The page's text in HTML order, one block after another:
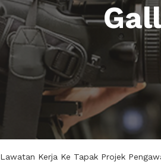
Lawatan Kerja Ke Tapak Projek